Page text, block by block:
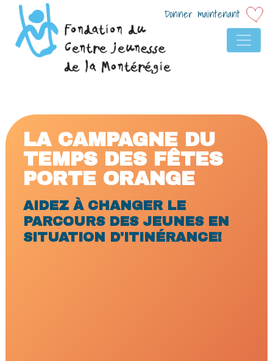
NAVIGATION
Donner maintenant
LA CAMPAGNE DU
TEMPS DES FÊTES
PORTE ORANGE
AIDEZ À CHANGER LE
PARCOURS DES JEUNES EN
SITUATION D'ITINÉRANCE!